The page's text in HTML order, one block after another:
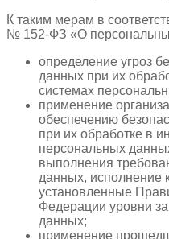
К таким мерам в
№ 152-ФЗ «О
определение угроз
данных при их
системах
применение
обеспечению
при их обработке в
персональных
выполнения
данных, исполнение
установленные
Федерации уровни
данных;
применение